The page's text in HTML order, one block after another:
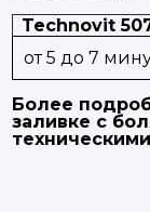
Technovit
от 5 до 7
Более
заливке с